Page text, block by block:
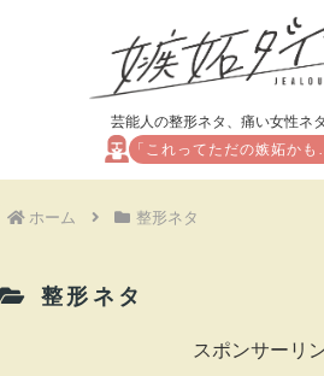
芸能人の整形ネタ、痛い女性ネ
「これってただの嫉妬か
ホーム 整形ネタ
整形ネタ
スポンサーリ